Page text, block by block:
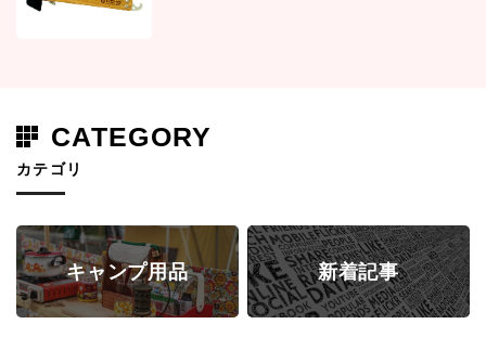
CATEGORY
カテゴリ
キャンプ用品 新着記事